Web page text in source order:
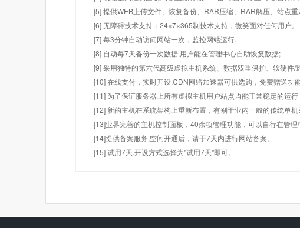
[5] 提供WEB上传文件、恢复备份、RAR压缩、RAR解压、站点
[6] 无障碍技术支持：24×7×365制技术支持，微笑面对任何用户。
[7] 每3分钟自动访问网站一次，监控网站运行.
[8] 自动每7天备份一次数据,用户能在管理中心自助恢复数据;
[9] 采用独特的第六代高级虚拟主机系统、数据双重保护、软硬件/
[10] 在线支付，实时开设,CDN网络加速器可供选购，免费赠送
[11] 为了保证服务器上所有虚拟主机用户站点均能正常稳定的运
[12] 新的主机在系统架构上重新布置，有别于业内一般的传统单
[13]业界完善的主机控制面板，40余项管理功能，可以自行在管理
[14]提供备案服务,空间开通后，请于7天内进行网站备案。
[15] 试用7天.开设方式选择为"试用7天"即可。